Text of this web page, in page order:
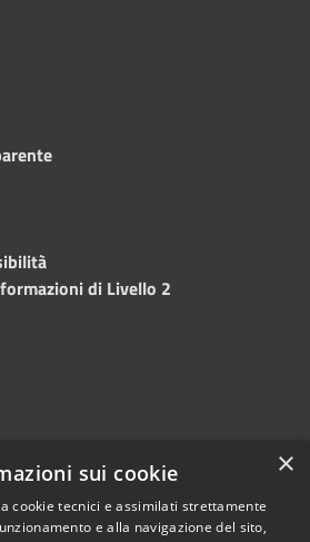
di Livello 2
×
sui cookie
cookie tecnici e assimilati strettamente
e alla navigazione del sito,